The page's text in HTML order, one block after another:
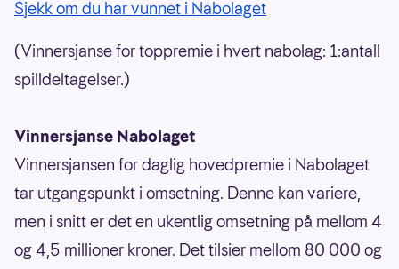
Sjekk om du har vunnet i Nabolaget
(Vinnersjanse for toppremie i hvert nabolag: 1:antall
spilldeltagelser.)
Vinnersjanse Nabolaget
Vinnersjansen for daglig hovedpremie i Nabolaget
tar utgangspunkt i omsetning. Denne kan variere,
men i snitt er det en ukentlig omsetning på mellom 4
og 4,5 millioner kroner. Det tilsier mellom 80 000 og